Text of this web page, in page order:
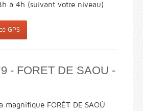
à 4h (suivant votre niveau)
GPS
- FORET DE SAOU -
magnifique FORÊT DE SAOÛ